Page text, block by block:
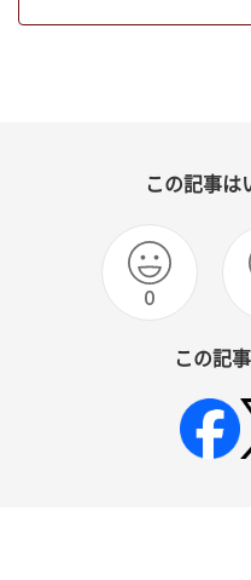
この記事は
0
この記